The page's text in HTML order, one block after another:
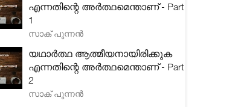
എന്നതിന്റെ അർത്ഥമെന്താണ് - Part
1
സാക് പുന്നൻ
യഥാർത്ഥ ആത്മീയനായിരിക്കുക
എന്നതിന്റെ അർത്ഥമെന്താണ് - Part
2
സാക് പുന്നൻ